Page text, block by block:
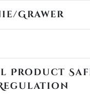
Grawer
Product